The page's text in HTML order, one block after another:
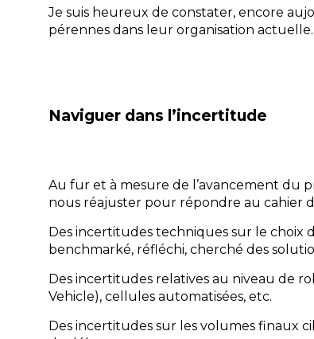
Je suis heureux de constater, encore
pérennes dans leur organisation actuelle.
Naviguer dans l’incertitude
Au fur et à mesure de l’avancement du
nous réajuster pour répondre au cahier
Des incertitudes techniques sur le choix
benchmarké, réfléchi, cherché des
Des incertitudes relatives au niveau de
Vehicle), cellules automatisées, etc.
Des incertitudes sur les volumes finaux